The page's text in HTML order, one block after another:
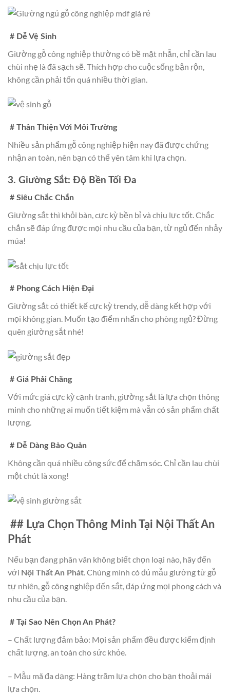
# Dễ Vệ Sinh
Giường gỗ công nghiệp thường có bề mặt nhẵn, chỉ cần lau
chùi nhẹ là đã sạch sẽ. Thích hợp cho cuộc sống bận rộn,
không cần phải tốn quá nhiều thời gian.
# Thân Thiện Với Môi Trường
Nhiều sản phẩm gỗ công nghiệp hiện nay đã được chứng
nhận an toàn, nên bạn có thể yên tâm khi lựa chọn.
3. Giường Sắt: Độ Bền Tối Đa
# Siêu Chắc Chắn
Giường sắt thì khỏi bàn, cực kỳ bền bỉ và chịu lực tốt. Chắc
chắn sẽ đáp ứng được mọi nhu cầu của bạn, từ ngủ đến nhảy
múa!
# Phong Cách Hiện Đại
Giường sắt có thiết kế cực kỳ trendy, dễ dàng kết hợp với
mọi không gian. Muốn tạo điểm nhấn cho phòng ngủ? Đừng
quên giường sắt nhé!
# Giá Phải Chăng
Với mức giá cực kỳ cạnh tranh, giường sắt là lựa chọn thông
minh cho những ai muốn tiết kiệm mà vẫn có sản phẩm chất
lượng.
# Dễ Dàng Bảo Quản
Không cần quá nhiều công sức để chăm sóc. Chỉ cần lau chùi
một chút là xong!
## Lựa Chọn Thông Minh Tại Nội Thất An
Phát
Nếu bạn đang phân vân không biết chọn loại nào, hãy đến
với Nội Thất An Phát. Chúng mình có đủ mẫu giường từ gỗ
tự nhiên, gỗ công nghiệp đến sắt, đáp ứng mọi phong cách và
nhu cầu của bạn.
# Tại Sao Nên Chọn An Phát?
– Chất lượng đảm bảo: Mọi sản phẩm đều được kiểm định
chất lượng, an toàn cho sức khỏe.
– Mẫu mã đa dạng: Hàng trăm lựa chọn cho bạn thoải mái
lựa chọn.